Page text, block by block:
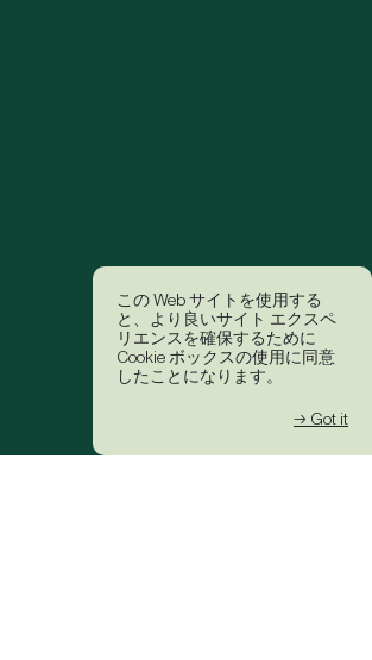
この Web サイトを使用する
と、より良いサイト エクスペ
リエンスを確保するために
Cookie ボックスの使用に同意
したことになります。
→ Got it